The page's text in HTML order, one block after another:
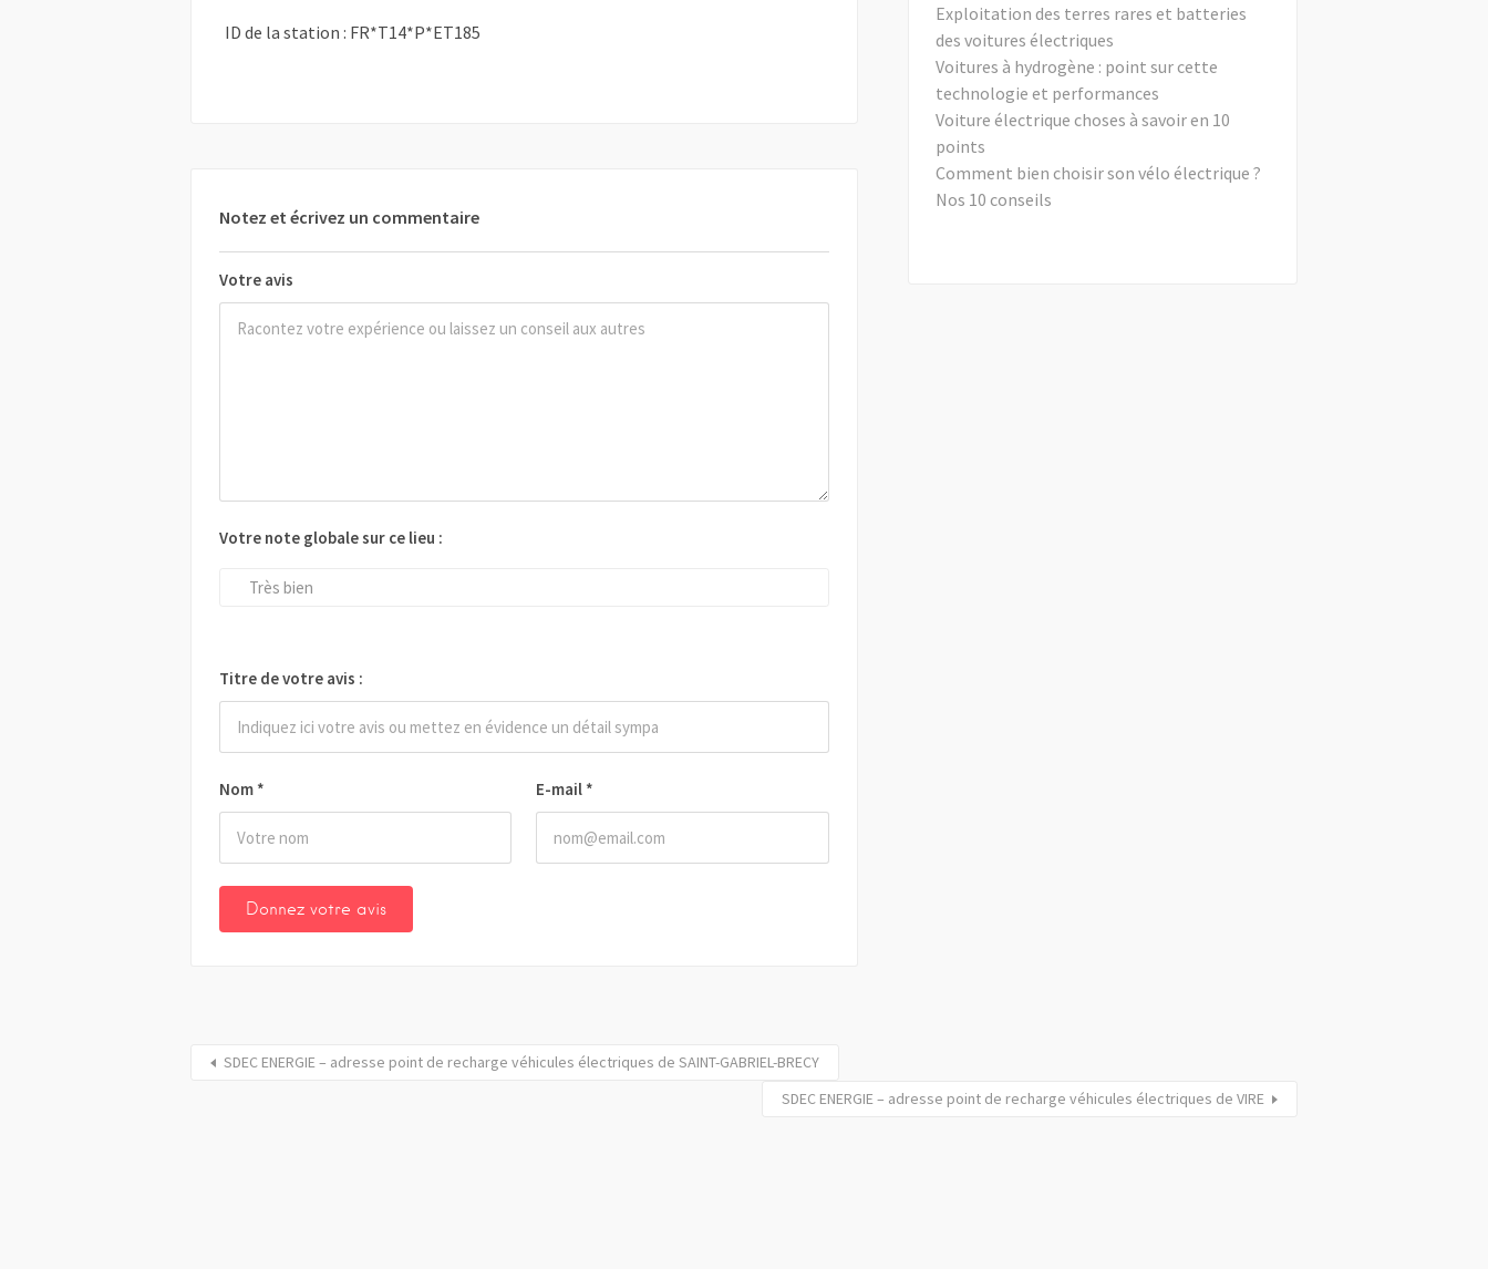
ID de la station : FR*T14*P*ET185
Notez et écrivez un commentaire
Votre avis
Nom * E-mail *
Votre note globale sur ce lieu :
Très bien
Titre de votre avis :
Exploitation des terres rares et batteries
des voitures électriques
Voitures à hydrogène : point sur cette
technologie et performances
Voiture électrique choses à savoir en 10
points
Comment bien choisir son vélo électrique ?
Nos 10 conseils
SDEC ENERGIE – adresse point de recharge véhicules électriques de SAINT-GABRIEL-BRECY
SDEC ENERGIE – adresse point de recharge véhicules électriques de VIRE